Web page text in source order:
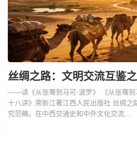
丝绸之路：文明交流互鉴
——读《从张骞到马可·波罗》 《从张骞
十八讲》荣新江著江西人民出版社 丝绸之
究范畴。在中西交通史和中外文化交流...